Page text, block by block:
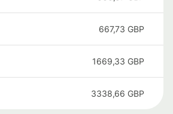
667,73 GBP
1669,33 GBP
3338,66 GBP